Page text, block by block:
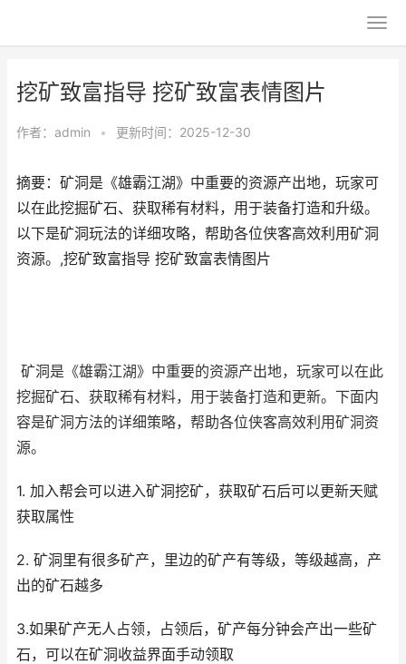
挖矿致富指导 挖矿致富表情图片
作者： admin • 更新时间：2025-12-30
摘要：矿洞是《雄霸江湖》中重要的资源产出地，玩家可
以在此挖掘矿石、获取稀有材料，用于装备打造和升级。
以下是矿洞玩法的详细攻略，帮助各位侠客高效利用矿洞
资源。,挖矿致富指导 挖矿致富表情图片
矿洞是《雄霸江湖》中重要的资源产出地，玩家可以在此
挖掘矿石、获取稀有材料，用于装备打造和更新。下面内
容是矿洞方法的详细策略，帮助各位侠客高效利用矿洞资
源。
1. 加入帮会可以进入矿洞挖矿，获取矿石后可以更新天赋
获取属性
2. 矿洞里有很多矿产，里边的矿产有等级，等级越高，产
出的矿石越多
3.如果矿产无人占领，占领后，矿产每分钟会产出一些矿
石，可以在矿洞收益界面手动领取